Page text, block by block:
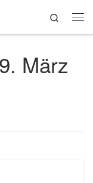
Search
9. März